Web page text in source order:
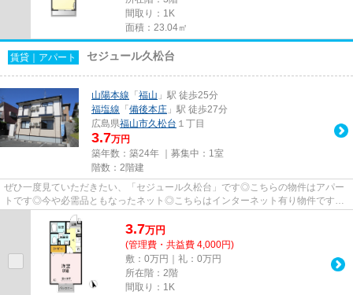
間取り：1K
面積：23.04㎡
賃貸｜アパート セジュール久松台
山陽本線 「 福山 」駅 徒歩25分
福塩線 「 備後本庄 」駅 徒歩27分
広島県福山市久松台 １丁目
3.7万円
築年数：築24年 ｜募集中： 1室
階数：2階建
ぜひ一度見ていただきたい、「セジュール久松台」です◎こちらの物件はアパー
トです◎今や必需品ともなったネット◎こちらはインターネット有り物件です
◎084-928-1818からエステート高橋...
3.7万円
(管理費・共益費 4,000円)
敷：0万円｜礼：0万円
所在階：2階
間取り：1K